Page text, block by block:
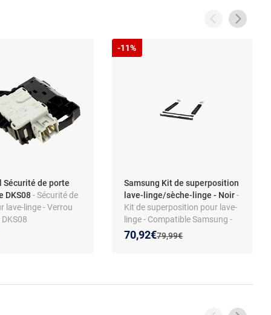
Sécurité de porte
DKS08- Sécurité de
lave-linge - Verrou
- Compatible
Indesit, Hotpoint,
Samsung Kit de superposition
lave-linge/sèche-linge - Noir-
Kit de superposition pour lave-
linge - Compatible Samsung -
Plateau coulissant - Noir
Ancien prix :
79,99€
Nouveau prix :
70,92€
Réduction de :
-11%